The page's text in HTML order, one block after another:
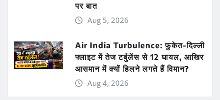
पर बात
Aug 5, 2026
Air India Turbulence: फुकेत-दिल्ली
फ्लाइट में तेज टर्बुलेंस से 12 घायल, आखिर
आसमान में क्यों हिलने लगते हैं विमान?
Aug 4, 2026